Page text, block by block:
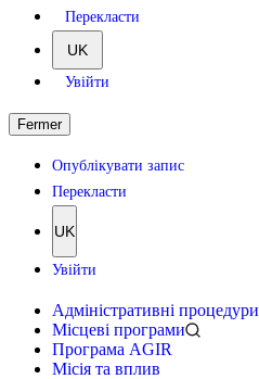
Перекласти
UK
Увійти
Fermer
Опублікувати запис
Перекласти
UK
Увійти
Адміністративні процедури
Місцеві програми
Програма AGIR
Місія та вплив